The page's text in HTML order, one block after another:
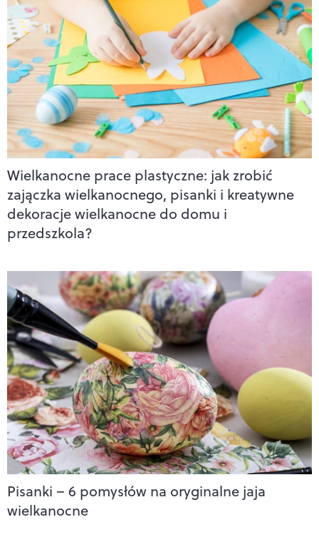
Wielkanocne prace plastyczne: jak zrobić
zajączka wielkanocnego, pisanki i kreatywne
dekoracje wielkanocne do domu i
przedszkola?
Pisanki – 6 pomysłów na oryginalne jaja
wielkanocne